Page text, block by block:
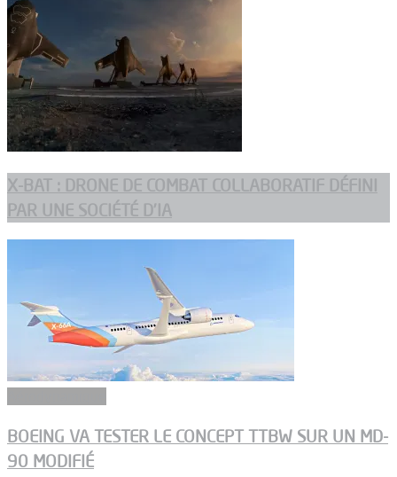
X-BAT : DRONE DE COMBAT COLLABORATIF DÉFINI
PAR UNE SOCIÉTÉ D’IA
BOEING VA TESTER LE CONCEPT TTBW SUR UN MD-
90 MODIFIÉ